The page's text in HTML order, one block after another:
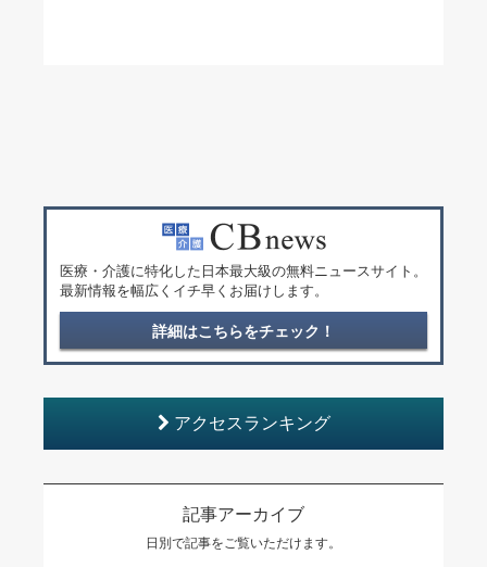
医療・介護に特化した日本最大級の無料ニュースサイト。
最新情報を幅広くイチ早くお届けします。
詳細はこちらをチェック！
アクセスランキング
記事アーカイブ
日別で記事をご覧いただけます。